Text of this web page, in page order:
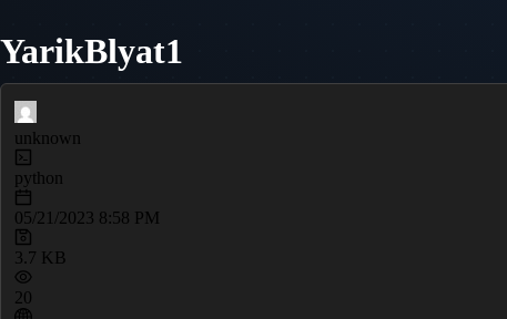
YarikBlyat1
unknown
python
05/21/2023 8:58 PM
3.7 KB
20